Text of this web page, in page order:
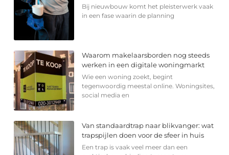
Bij nieuwbouw komt het pleisterwerk vaak
in een fase waarin de planning
Waarom makelaarsborden nog steeds
werken in een digitale woningmarkt
Wie een woning zoekt, begint
tegenwoordig meestal online. Woningsites,
social media en
Van standaardtrap naar blikvanger: wat
trapspijlen doen voor de sfeer in huis
Een trap is vaak veel meer dan een